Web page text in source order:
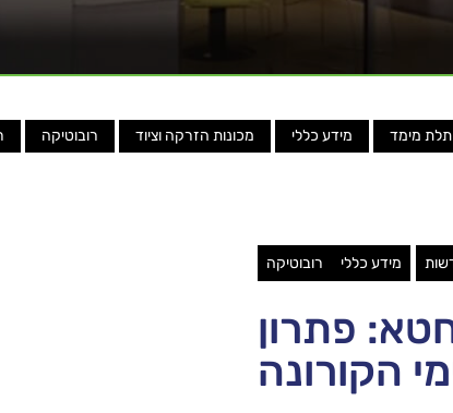
מימד מידע כללי מכונות הזרקה וציוד רובוטיקה
מידע כללי רובוטיקה
פתרון
הקורונה